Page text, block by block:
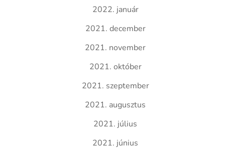
2022. január
2021. december
2021. november
2021. október
2021. szeptember
2021. augusztus
2021. július
2021. június